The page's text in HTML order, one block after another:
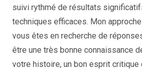
suivi rythmé de résultats
techniques efficaces. Mon
vous êtes en recherche de
être une très bonne connaissance
votre histoire, un bon esprit critique